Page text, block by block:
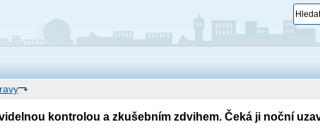
kontrolou a zkušebním zdvihem. Čeká ji noční